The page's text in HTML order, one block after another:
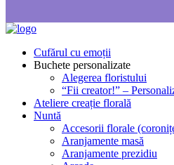
Cufărul cu emoții
Buchete personalizate
Alegerea floristului
“Fii creator!” –
Ateliere creație florală
Nuntă
Accesorii florale
Aranjamente masă
Aranjamente prezidiu